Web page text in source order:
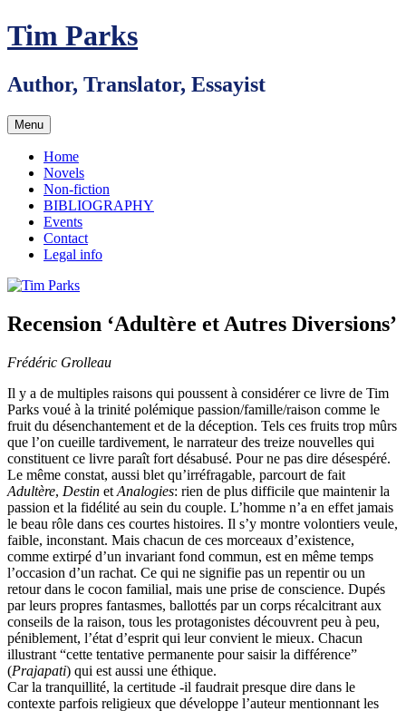
Skip
to
Tim Parks
Author, Translator, Essayist
Menu
Home
Novels
Non-fiction
BIBLIOGRAPHY
Events
Contact
Legal info
Recension ‘Adultère et Autres Diversions’
Frédéric Grolleau
Il y a de multiples raisons qui poussent à considérer ce livre de Tim
Parks voué à la trinité polémique passion/famille/raison comme le
fruit du désenchantement et de la déception. Tels ces fruits trop mûrs
que l’on cueille tardivement, le narrateur des treize nouvelles qui
constituent ce livre paraît fort désabusé. Pour ne pas dire désespéré.
Le même constat, aussi blet qu’irréfragable, parcourt de fait
Adultère, Destin et Analogies: rien de plus difficile que maintenir la
passion et la fidélité au sein du couple. L’homme n’a en effet jamais
le beau rôle dans ces courtes histoires. Il s’y montre volontiers veule,
faible, inconstant. Mais chacun de ces morceaux d’existence,
comme extirpé d’un invariant fond commun, est en même temps
l’occasion d’un rachat. Ce qui ne signifie pas un repentir ou un
retour dans le cocon familial, mais une prise de conscience. Dupés
par leurs propres fantasmes, ballottés par un corps récalcitrant aux
conseils de la raison, tous les protagonistes découvrent peu à peu,
péniblement, l’état d’esprit qui leur convient le mieux. Chacun
illustrant “cette tentative permanente pour saisir la différence”
(Prajapati) qui est aussi une éthique.
Car la tranquillité, la certitude -il faudrait presque dire dans le
contexte parfois religieux que développe l’auteur mentionnant les